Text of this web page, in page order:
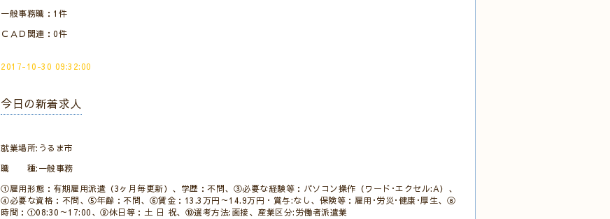
一般事務職：1件
ＣＡＤ関連：0件
2017-10-30 09:32:00
今日の新着求人
就業場所:うるま市
職 種:一般事務
①雇用形態：有期雇用派遣（3ヶ月毎更新）、学歴：不問、③必要な経験等：パソコン操作（ワード･エクセル:A）、
④必要な資格：不問、⑤年齢：不問、⑥賃金：13.3万円～14.9万円・賞与:なし、保険等：雇用･労災･健康･厚生、⑧
時間：①08:30～17:00、⑨休日等：土 日 祝、⑩選考方法:面接、産業区分:労働者派遣業